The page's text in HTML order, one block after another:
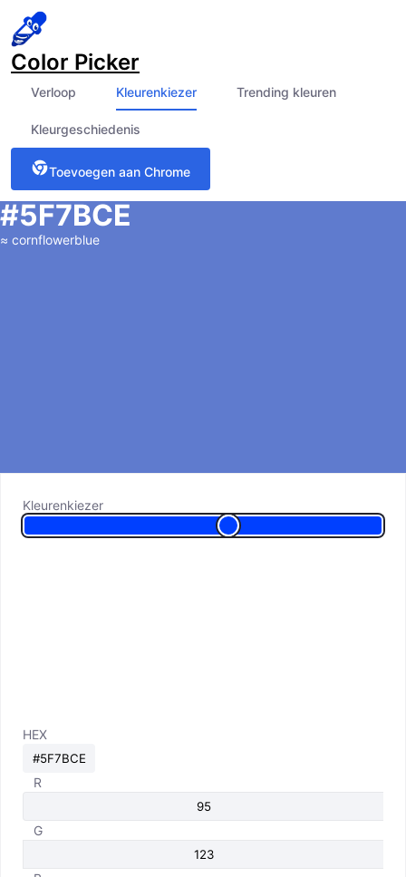
Color Picker
Verloop Kleurenkiezer Trending kleuren
Kleurgeschiedenis
Toevoegen aan Chrome
#5F7BCE
≈ cornflowerblue
Kleurenkiezer
HEX
R
G